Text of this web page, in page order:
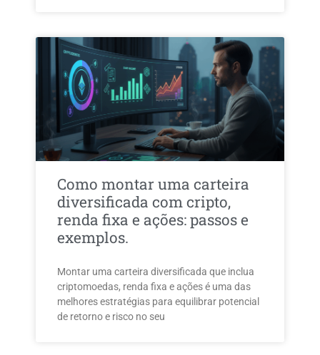
Como montar uma carteira
diversificada com cripto,
renda fixa e ações: passos e
exemplos.
Montar uma carteira diversificada que inclua
criptomoedas, renda fixa e ações é uma das
melhores estratégias para equilibrar potencial
de retorno e risco no seu